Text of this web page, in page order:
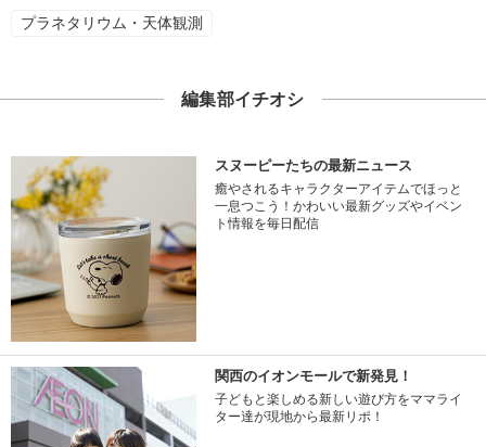
プラネタリウム・天体観測
編集部イチオシ
スヌーピーたちの最新ニュース
癒やされるキャラクターアイテムでほっと
一息つこう！かわいい最新グッズやイベン
ト情報を毎日配信
関西のイオンモールで新発見！
子どもと楽しめる新しい遊び方をママライ
ター達が現地から最新リポ！